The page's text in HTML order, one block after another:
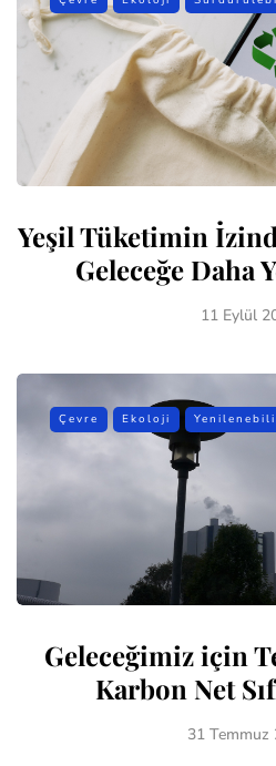
Yeşil Tüketimin
Geleceğe Daha
11 Eylül
Çevre Ekoloji
Geleceğimiz için
Karbon Net
31 Temmuz